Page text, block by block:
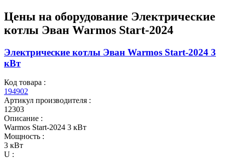
Цены на оборудование Электрические
котлы Эван Warmos Start-2024
Электрические котлы Эван Warmos Start-2024 3
кВт
Код товара :
194902
Артикул производителя :
12303
Описание :
Warmos Start-2024 3 кВт
Мощность :
3 кВт
U :